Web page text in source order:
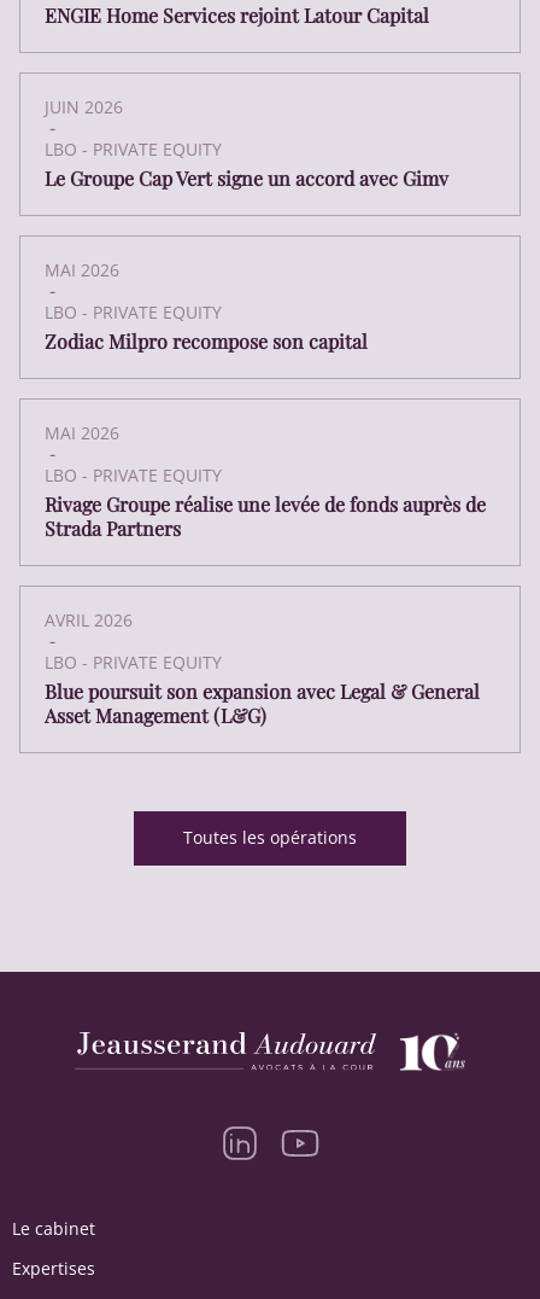
ENGIE Home Services rejoint Latour Capital
JUIN 2026
-
LBO - PRIVATE EQUITY
Le Groupe Cap Vert signe un accord avec Gimv
MAI 2026
-
LBO - PRIVATE EQUITY
Zodiac Milpro recompose son capital
MAI 2026
-
LBO - PRIVATE EQUITY
Rivage Groupe réalise une levée de fonds auprès de
Strada Partners
AVRIL 2026
-
LBO - PRIVATE EQUITY
Blue poursuit son expansion avec Legal & General
Asset Management (L&G)
Toutes les opérations
Le cabinet
Expertises